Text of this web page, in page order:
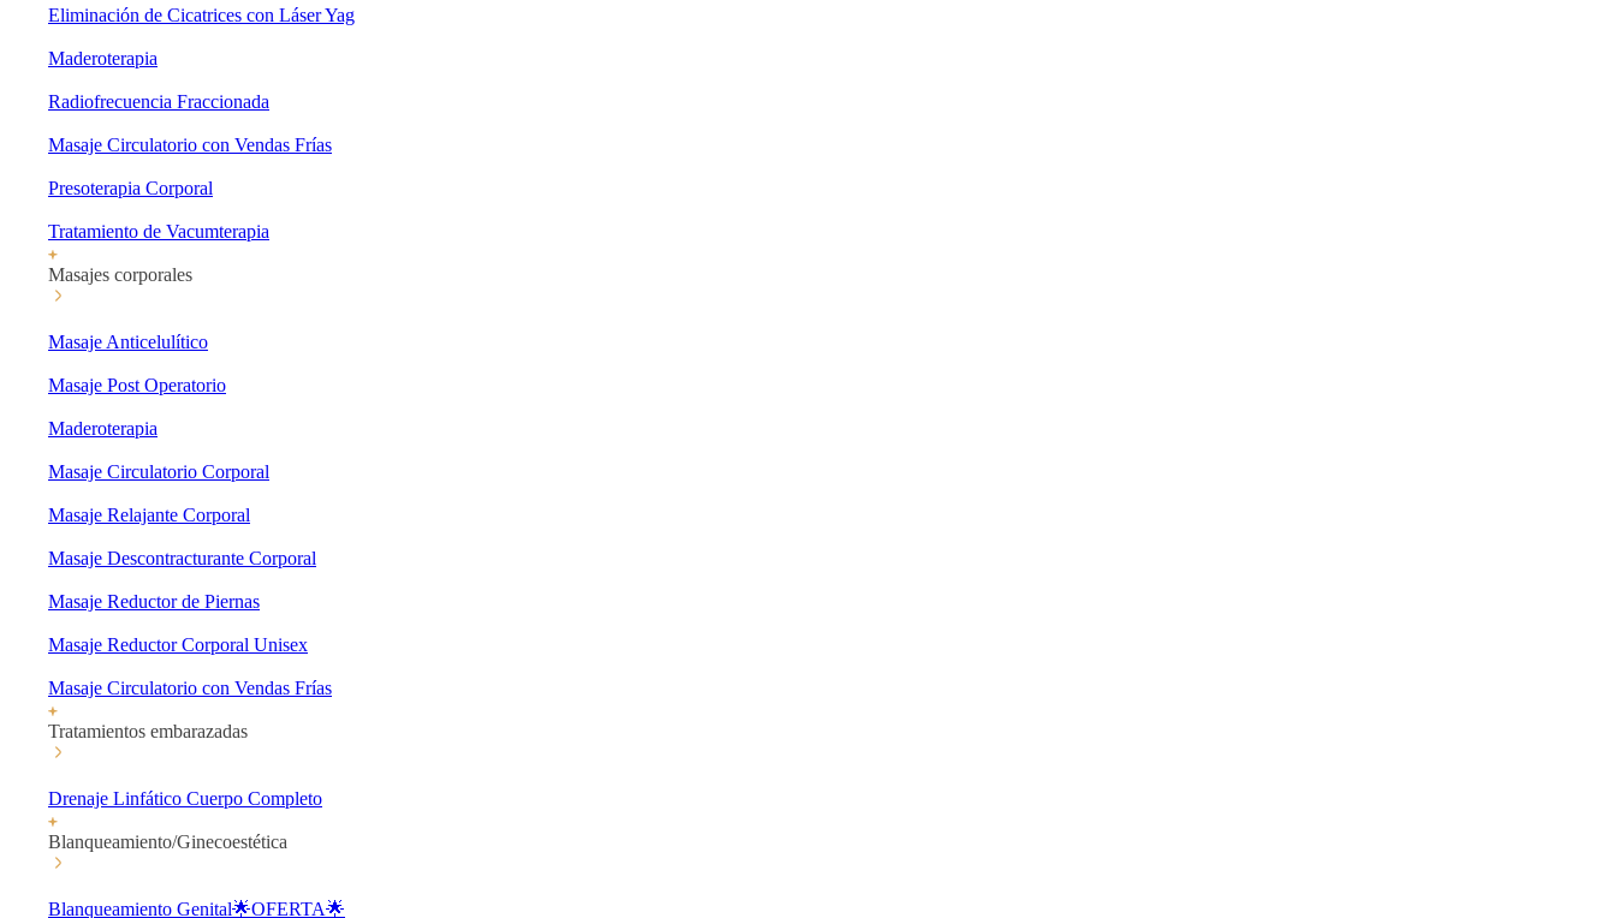
Eliminación de Cicatrices con Láser Yag
Maderoterapia
Radiofrecuencia Fraccionada
Masaje Circulatorio con Vendas Frías
Presoterapia Corporal
Tratamiento de Vacumterapia
Masajes corporales
Masaje Anticelulítico
Masaje Post Operatorio
Maderoterapia
Masaje Circulatorio Corporal
Masaje Relajante Corporal
Masaje Descontracturante Corporal
Masaje Reductor de Piernas
Masaje Reductor Corporal Unisex
Masaje Circulatorio con Vendas Frías
Tratamientos embarazadas
Drenaje Linfático Cuerpo Completo
Blanqueamiento/Ginecoestética
Blanqueamiento Genital🌟OFERTA🌟